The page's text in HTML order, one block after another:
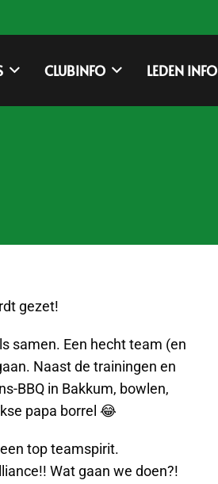
CLUBINFO LEDEN INFO
gezet!
samen. Een hecht team (en
Naast de trainingen en
BBQ in Bakkum, bowlen,
papa borrel 😂
top teamspirit.
Wat gaan we doen?!